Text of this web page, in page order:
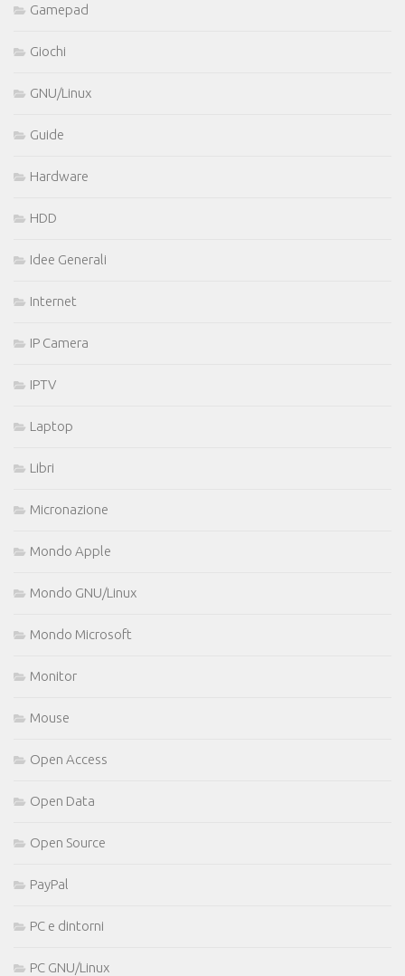
Gamepad
Giochi
GNU/Linux
Guide
Hardware
HDD
Idee Generali
Internet
IP Camera
IPTV
Laptop
Libri
Micronazione
Mondo Apple
Mondo GNU/Linux
Mondo Microsoft
Monitor
Mouse
Open Access
Open Data
Open Source
PayPal
PC e dintorni
PC GNU/Linux